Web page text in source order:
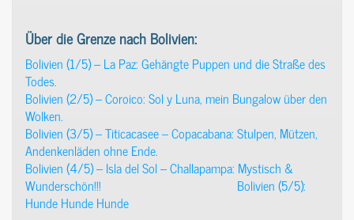
Über die Grenze nach Bolivien:
Bolivien (1/5) – La Paz: Gehängte Puppen und die Straße des
Todes.
Bolivien (2/5) – Coroico: Sol y Luna, mein Bungalow über den
Wolken.
Bolivien (3/5) – Titicacasee – Copacabana: Stulpen, Mützen,
Andenkenläden ohne Ende.
Bolivien (4/5) – Isla del Sol – Challapampa: Mystisch &
Wunderschön!!!
Bolivien (5/5):
Hunde Hunde Hunde